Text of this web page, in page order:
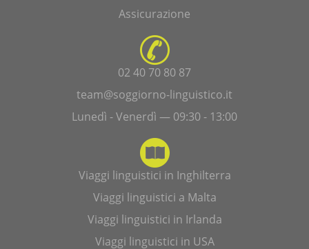
Assicurazione
02 40 70 80 87
team@soggiorno-linguistico.it
Lunedì - Venerdì — 09:30 - 13:00
Viaggi linguistici in Inghilterra
Viaggi linguistici a Malta
Viaggi linguistici in Irlanda
Viaggi linguistici in USA